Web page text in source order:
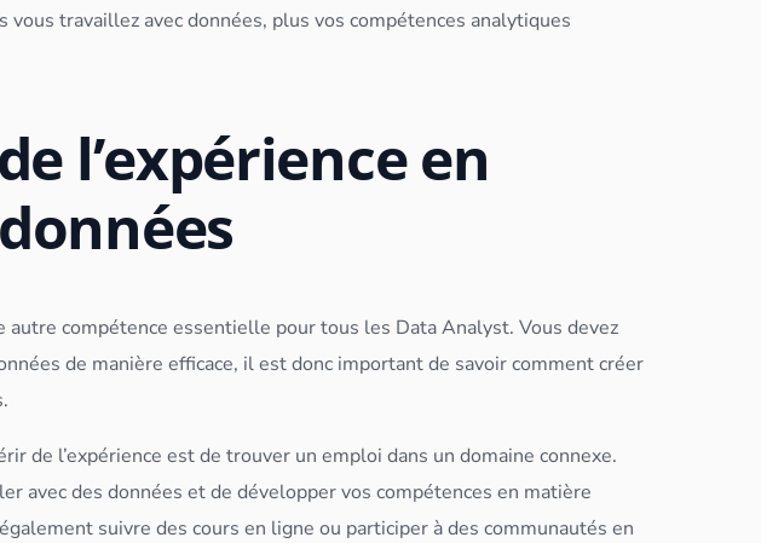
vous travaillez avecdonnées, plus vos compétences analytiques
l’expérience en
autre compétence essentielle pour tous les Data Analyst. Vous devez
de manière efficace, il est donc important de savoir comment créer
de l’expérience est de trouver un emploi dans un domaine connexe.
avec desdonnées et de développer vos compétences en matière
suivre des cours en ligne ou participer à des communautés en